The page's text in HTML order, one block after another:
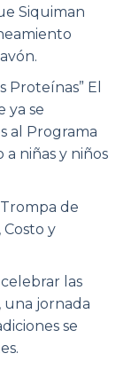
Siquiman
Proteínas” El
ya se
al Programa
a niñas y niños
de
y
las
una jornada
se